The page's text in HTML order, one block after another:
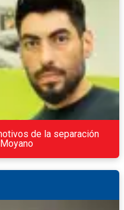
de la separación